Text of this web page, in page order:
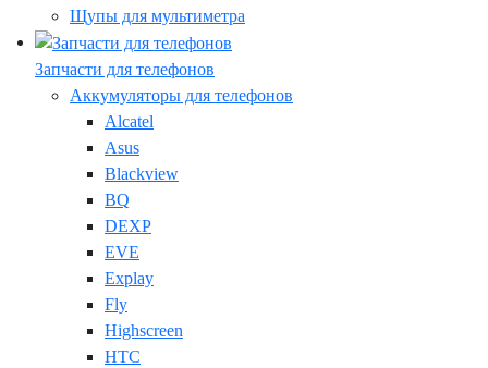
Щупы для мультиметра
Запчасти для телефонов
Аккумуляторы для телефонов
Alcatel
Asus
Blackview
BQ
DEXP
EVE
Explay
Fly
Highscreen
HTC